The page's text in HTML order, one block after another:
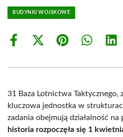
BUDYNKI WOJSKOWE
Share
Share
(Twitter)
Share Share
31 Baza Lotnictwa Taktycznego,
kluczowa jednostka w
zadania obejmują działalność
historia rozpoczęła się 1